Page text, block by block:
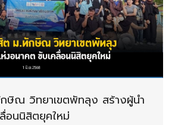
ษิณ วิทยาเขตพัทลุง สร้างผู้นำ
อนนิสิตยุคใหม่